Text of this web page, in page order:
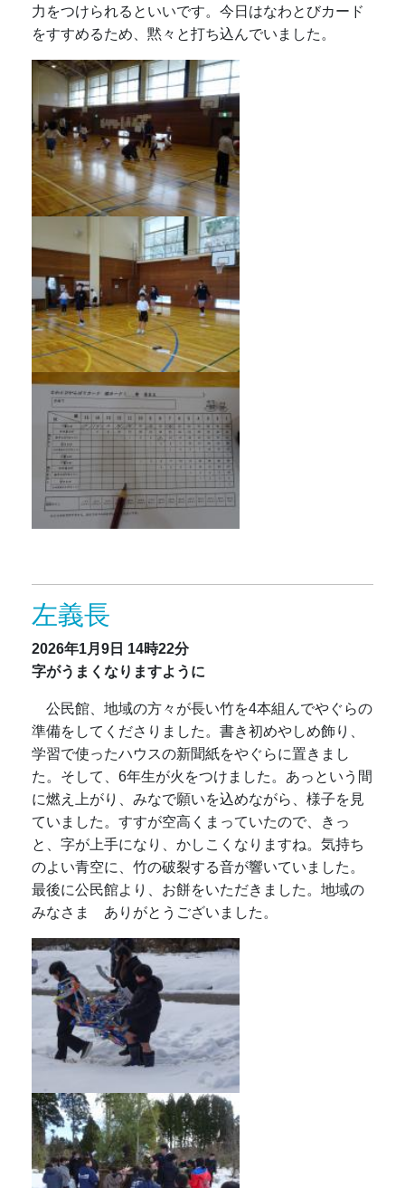
力をつけられるといいです。今日はなわとびカード
をすすめるため、黙々と打ち込んでいました。
左義長
2026年1月9日 14時22分
字がうまくなりますように
公民館、地域の方々が長い竹を4本組んでやぐらの
準備をしてくださりました。書き初めやしめ飾り、
学習で使ったハウスの新聞紙をやぐらに置きまし
た。そして、6年生が火をつけました。あっという間
に燃え上がり、みなで願いを込めながら、様子を見
ていました。すすが空高くまっていたので、きっ
と、字が上手になり、かしこくなりますね。気持ち
のよい青空に、竹の破裂する音が響いていました。
最後に公民館より、お餅をいただきました。地域の
みなさま ありがとうございました。